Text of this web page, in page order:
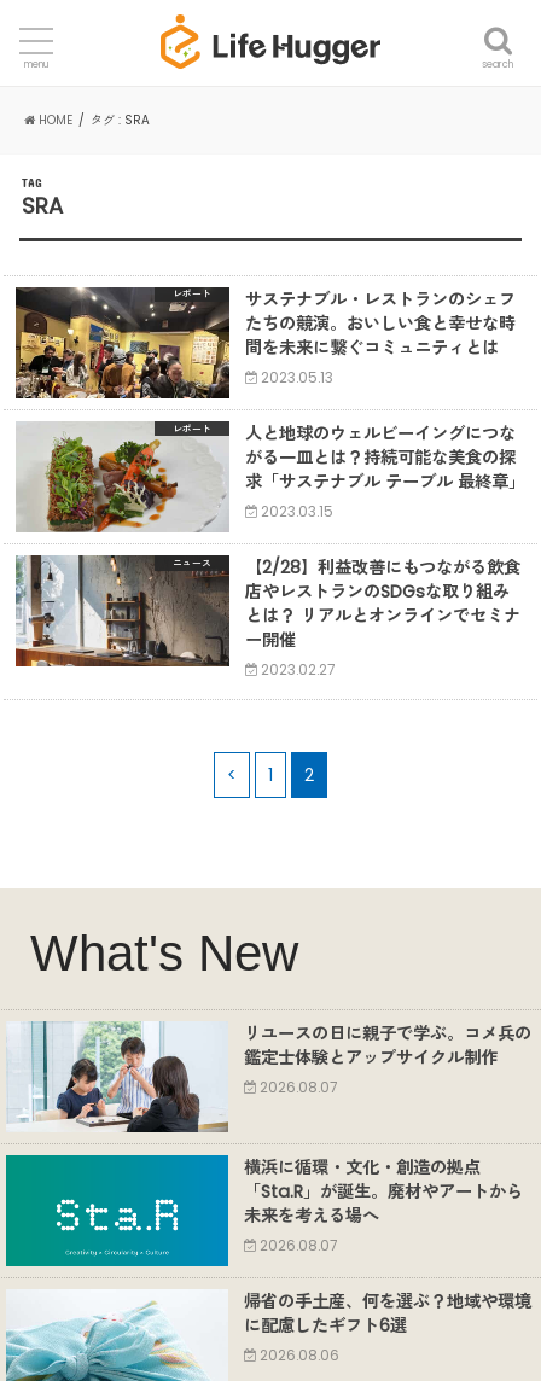
search
menu
HOME タグ : SRA
TAG
SRA
レポート
サステナブル・レストランのシェフ
たちの競演。おいしい食と幸せな時
間を未来に繋ぐコミュニティとは
2023.05.13
レポート
人と地球のウェルビーイングにつな
がる一皿とは？持続可能な美食の探
求「サステナブル テーブル 最終章」
2023.03.15
ニュース
【2/28】利益改善にもつながる飲食
店やレストランのSDGsな取り組み
とは？ リアルとオンラインでセミナ
ー開催
2023.02.27
< 1 2
What's New
リユースの日に親子で学ぶ。コメ兵の
鑑定士体験とアップサイクル制作
2026.08.07
横浜に循環・文化・創造の拠点
「Sta.R」が誕生。廃材やアートから
未来を考える場へ
2026.08.07
帰省の手土産、何を選ぶ？地域や環境
に配慮したギフト6選
2026.08.06